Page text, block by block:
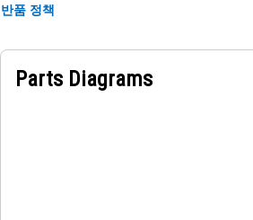
반품 정책
Parts Diagrams